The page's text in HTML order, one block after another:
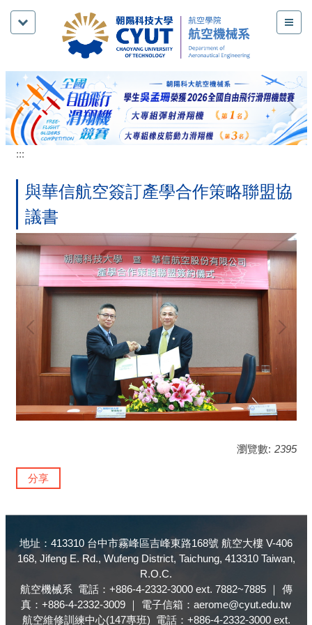
跳
內
容
區
:::
與華信航空簽訂產學合作策略聯盟協
議書
瀏覽數: 2395
分享
地址：413310 台中市霧峰區吉峰東路168號 航空大樓 V-406
168, Jifeng E. Rd., Wufeng District, Taichung, 413310 Taiwan,
R.O.C.
航空機械系 電話：+886-4-2332-3000 ext. 7882~7885 ｜ 傳
真：+886-4-2332-3009 ｜ 電子信箱：aerome@cyut.edu.tw
航空維修訓練中心(147專班) 電話：+886-4-2332-3000 ext.